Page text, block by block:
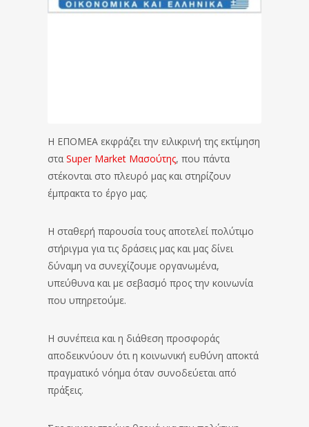
Η ΕΠΟΜΕΑ εκφράζει την ειλικρινή της εκτίμηση
στα Super Market Μασούτης, που πάντα
στέκονται στο πλευρό μας και στηρίζουν
έμπρακτα το έργο μας.
Η σταθερή παρουσία τους αποτελεί πολύτιμο
στήριγμα για τις δράσεις μας και μας δίνει
δύναμη να συνεχίζουμε οργανωμένα,
υπεύθυνα και με σεβασμό προς την κοινωνία
που υπηρετούμε.
Η συνέπεια και η διάθεση προσφοράς
αποδεικνύουν ότι η κοινωνική ευθύνη αποκτά
πραγματικό νόημα όταν συνοδεύεται από
πράξεις.